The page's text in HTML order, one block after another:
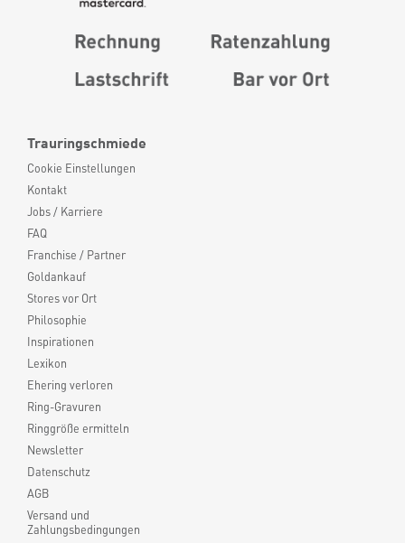
Trauringschmiede
Cookie Einstellungen
Kontakt
Jobs / Karriere
FAQ
Franchise / Partner
Goldankauf
Stores vor Ort
Philosophie
Inspirationen
Lexikon
Ehering verloren
Ring-Gravuren
Ringgröße ermitteln
Newsletter
Datenschutz
AGB
Versand und
Zahlungsbedingungen